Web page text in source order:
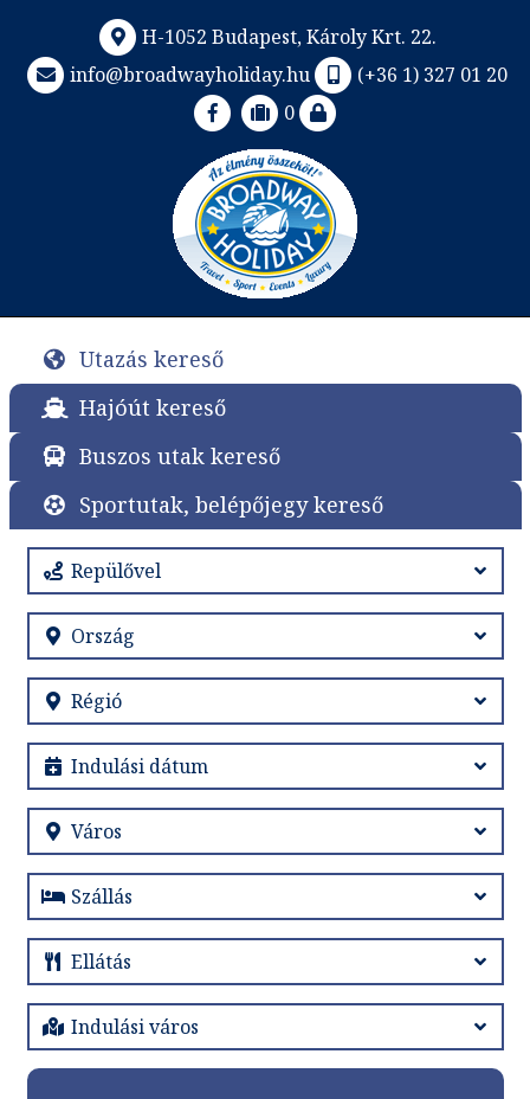
H-1052 Budapest, Károly Krt. 22.
info@broadwayholiday.hu
(+36 1) 327 01 20
0
Utazás kereső
Hajóút kereső
Buszos utak kereső
Sportutak, belépőjegy kereső